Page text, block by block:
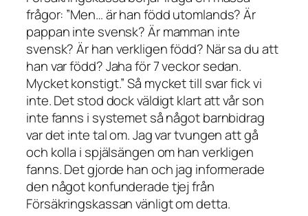
frågor: ”Men… är han född utomlands? Är
pappan inte svensk? Är mamman inte
svensk? Är han verkligen född? När sa du att
han var född? Jaha för 7 veckor sedan.
Mycket konstigt.” Så mycket till svar fick vi
inte. Det stod dock väldigt klart att vår son
inte fanns i systemet så något barnbidrag
var det inte tal om. Jag var tvungen att gå
och kolla i spjälsängen om han verkligen
fanns. Det gjorde han och jag informerade
den något konfunderade tjej från
Försäkringskassan vänligt om detta.